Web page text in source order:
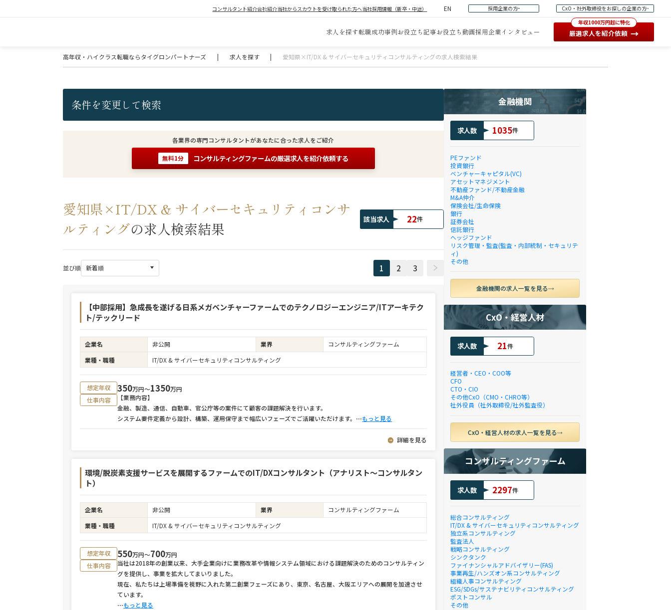
コンサルタント紹介会社紹介当社からスカウトを受け取られた方へ当社採用情報（新卒・中途） EN 採用企業の方 CxO・社外取締役をお探しの企業の方
求人を探す転職成功事例お役立ち記事お役立ち動画採用企業インタビュー
年収1000万円超に特化
厳選求人を紹介依頼 →
高年収・ハイクラス転職ならタイグロンパートナーズ | 求人を探す | 愛知県×IT/DX & サイバーセキュリティコンサルティングの求人検索結果
条件を変更して検索
各業界の専門コンサルタントがあなたに合った求人をご紹介
無料1分 コンサルティングファームの厳選求人を紹介依頼する
愛知県×IT/DX & サイバーセキュリティコンサ
ルティングの求人検索結果
該当求人 22件
並び順 1 2 3
【中部採用】急成長を遂げる日系メガベンチャーファームでのテクノロジーエンジニア/ITアーキテク
ト/テックリード
企業名 非公開 業界
コンサルティングファーム
業種・職種
IT/DX & サイバーセキュリティコンサルティング
想定年収 350万円〜1350万円
仕事内容
【業務内容】
金融、製造、通信、自動車、官公庁等の案件にて顧客の課題解決を行います。
システム要件定義から設計、構築、運用保守まで幅広いフェーズでご活躍いただけます。 ⋯もっと見る
詳細を見る
環境/脱炭素支援サービスを展開するファームでのIT/DXコンサルタント（アナリスト～コンサルタン
ト）
企業名 非公開 業界
コンサルティングファーム
業種・職種
IT/DX & サイバーセキュリティコンサルティング
想定年収 550万円〜700万円
仕事内容
当社は2018年の創業以来、大手企業向けに業務改革や情報システム領域における課題解決のためのコンサルティン
グを提供し、事業を拡大してまいりました。
現在、私たちは上場準備を視野に入れた第二創業フェーズにあり、東京、名古屋、大阪エリアへの展開を加速させ
ています。
⋯もっと見る
金融機関
求人数 1035件
PEファンド
投資銀行
ベンチャーキャピタル(VC)
アセットマネジメント
不動産ファンド/不動産金融
M&A仲介
保険会社/生命保険
銀行
証券会社
信託銀行
ヘッジファンド
リスク管理・監査(監査・内部統制・セキュリテ
ィ)
その他
金融機関の求人一覧を見る
CxO・経営人材
求人数 21件
経営者・CEO・COO等
CFO
CTO・CIO
その他CxO（CMO・CHRO等）
社外役員（社外取締役/社外監査役）
CxO・経営人材の求人一覧を見る
コンサルティングファーム
求人数 2297件
総合コンサルティング
IT/DX & サイバーセキュリティコンサルティング
独立系コンサルティング
監査法人
戦略コンサルティング
シンクタンク
ファイナンシャルアドバイザリー(FAS)
事業再生/ハンズオン系コンサルティング
組織人事コンサルティング
ESG/SDGs/サステナビリティコンサルティング
ポストコンサル
その他